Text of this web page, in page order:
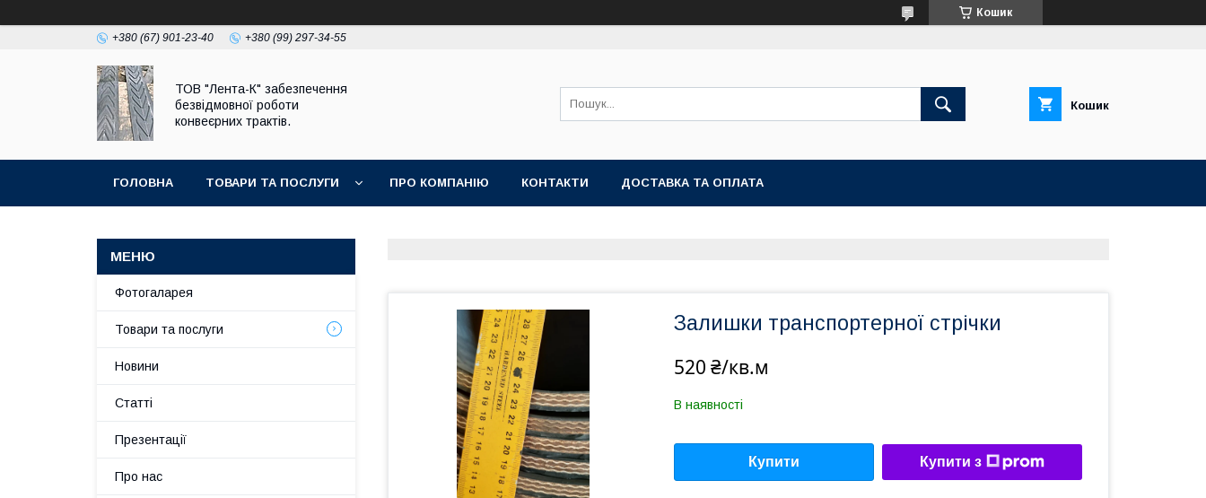
Кошик
+380 (67) 901-23-40 +380 (99) 297-34-55
ТОВ "Лента-К" забезпечення
безвідмовної роботи
конвеєрних трактів.
Кошик
ГОЛОВНА ТОВАРИ ТА ПОСЛУГИ ПРО КОМПАНІЮ КОНТАКТИ ДОСТАВКА ТА ОПЛАТА
Залишки транспортерної стрічки
520 ₴/кв.м
В наявності
Купити Купити з
Фотогаларея
Товари та послуги
Новини
Статті
Презентації
Про нас